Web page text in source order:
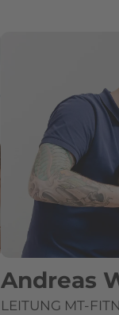
Andreas
LEITUNG MT-